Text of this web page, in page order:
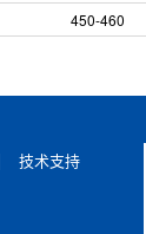
450-460
技术支持